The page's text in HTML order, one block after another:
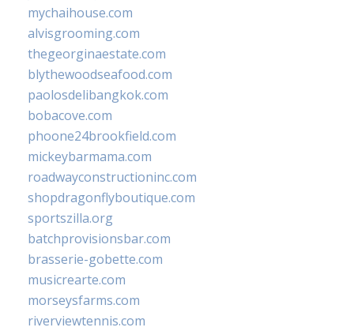
mychaihouse.com
alvisgrooming.com
thegeorginaestate.com
blythewoodseafood.com
paolosdelibangkok.com
bobacove.com
phoone24brookfield.com
mickeybarmama.com
roadwayconstructioninc.com
shopdragonflyboutique.com
sportszilla.org
batchprovisionsbar.com
brasserie-gobette.com
musicrearte.com
morseysfarms.com
riverviewtennis.com